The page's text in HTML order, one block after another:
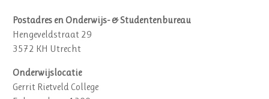
Postadres en Onderwijs- & Studentenbureau
Hengeveldstraat 29
3572 KH Utrecht
Onderwijslocatie
Gerrit Rietveld College